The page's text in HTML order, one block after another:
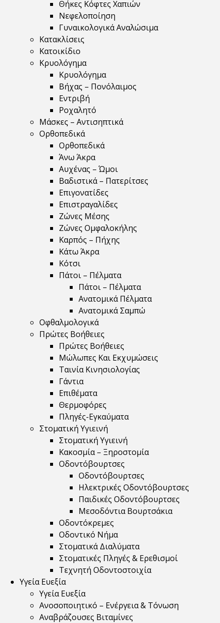
Θήκες Κόφτες Χαπιών
Νεφελοποίηση
Γυναικολογικά Αναλώσιμα
Κατακλίσεις
Κατοικίδιο
Κρυολόγημα
Κρυολόγημα
Βήχας – Πονόλαιμος
Εντριβή
Ροχαλητό
Μάσκες – Αντισηπτικά
Ορθοπεδικά
Ορθοπεδικά
Άνω Άκρα
Αυχένας – Ώμοι
Βαδιστικά – Πατερίτσες
Επιγονατίδες
Επιστραγαλίδες
Ζώνες Μέσης
Ζώνες Ομφαλοκήλης
Καρπός – Πήχης
Κάτω Άκρα
Κότσι
Πάτοι – Πέλματα
Πάτοι – Πέλματα
Ανατομικά Πέλματα
Ανατομικά Σαμπώ
Οφθαλμολογικά
Πρώτες Βοήθειες
Πρώτες Βοήθειες
Μώλωπες Και Εκχυμώσεις
Ταινία Κινησιολογίας
Γάντια
Επιθέματα
Θερμοφόρες
Πληγές-Εγκαύματα
Στοματική Υγιεινή
Στοματική Υγιεινή
Κακοσμία – Ξηροστομία
Οδοντόβουρτσες
Οδοντόβουρτσες
Ηλεκτρικές Οδοντόβουρτσες
Παιδικές Οδοντόβουρτσες
Μεσοδόντια Βουρτσάκια
Οδοντόκρεμες
Οδοντικό Νήμα
Στοματικά Διαλύματα
Στοματικές Πληγές & Ερεθισμοί
Τεχνητή Οδοντοστοιχία
Υγεία Ευεξία
Υγεία Ευεξία
Ανοσοποιητικό – Ενέργεια & Τόνωση
Αναβράζουσες Βιταμίνες